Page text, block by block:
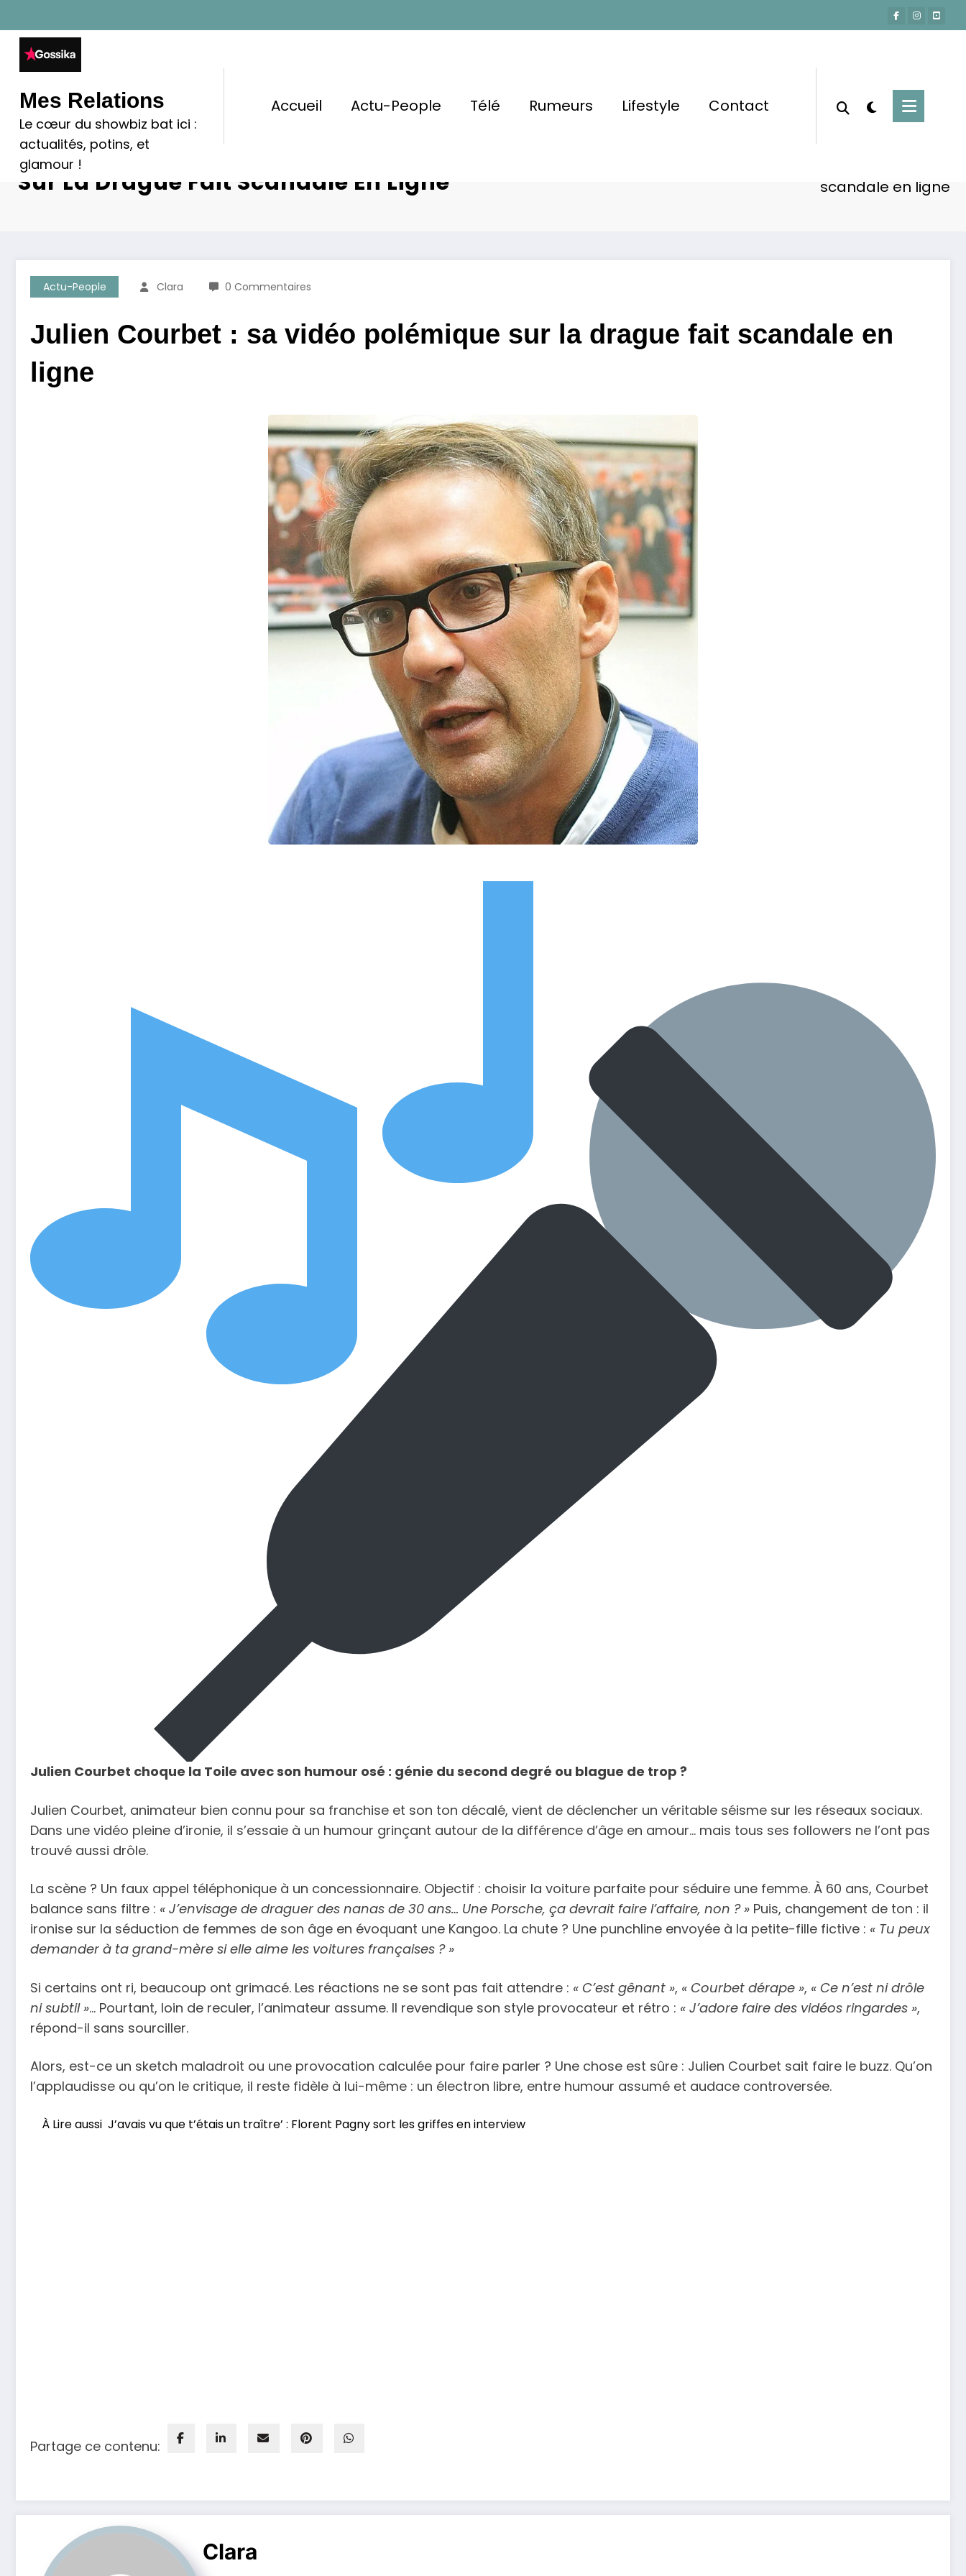
au
contenu
Mes Relations
Le cœur du showbiz bat ici :
actualités, potins, et
glamour !
Accueil Actu-People Télé Rumeurs Lifestyle Contact
Julien Courbet : Sa Vidéo Polémique
Sur La Drague Fait Scandale En Ligne
scandale en ligne
Actu-People Clara 0 Commentaires
Julien Courbet : sa vidéo polémique sur la drague fait scandale en
ligne
Julien Courbet choque la Toile avec son humour osé : génie du second degré ou blague de trop ?
Julien Courbet, animateur bien connu pour sa franchise et son ton décalé, vient de déclencher un véritable séisme sur les réseaux sociaux.
Dans une vidéo pleine d’ironie, il s’essaie à un humour grinçant autour de la différence d’âge en amour… mais tous ses followers ne l’ont pas
trouvé aussi drôle.
La scène ? Un faux appel téléphonique à un concessionnaire. Objectif : choisir la voiture parfaite pour séduire une femme. À 60 ans, Courbet
balance sans filtre : « J’envisage de draguer des nanas de 30 ans… Une Porsche, ça devrait faire l’affaire, non ? » Puis, changement de ton : il
ironise sur la séduction de femmes de son âge en évoquant une Kangoo. La chute ? Une punchline envoyée à la petite-fille fictive : « Tu peux
demander à ta grand-mère si elle aime les voitures françaises ? »
Si certains ont ri, beaucoup ont grimacé. Les réactions ne se sont pas fait attendre : « C’est gênant », « Courbet dérape », « Ce n’est ni drôle
ni subtil »… Pourtant, loin de reculer, l’animateur assume. Il revendique son style provocateur et rétro : « J’adore faire des vidéos ringardes »,
répond-il sans sourciller.
Alors, est-ce un sketch maladroit ou une provocation calculée pour faire parler ? Une chose est sûre : Julien Courbet sait faire le buzz. Qu’on
l’applaudisse ou qu’on le critique, il reste fidèle à lui-même : un électron libre, entre humour assumé et audace controversée.
À Lire aussi J’avais vu que t’étais un traître’ : Florent Pagny sort les griffes en interview
Partage ce contenu:
Clara